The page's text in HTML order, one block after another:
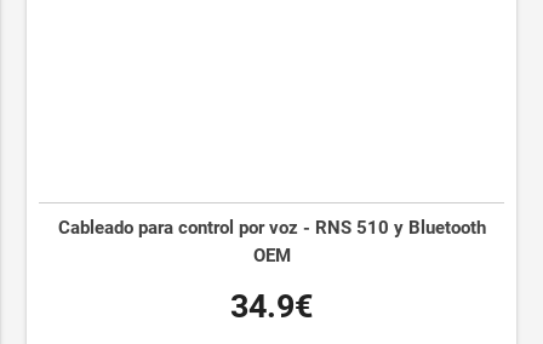
Cableado para control por voz - RNS 510 y Bluetooth
OEM
34.9€